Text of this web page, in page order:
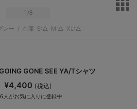
1 /8
レー / 在庫 S:△ M:△ XL:△
GONE SEE YA/Tシャツ
¥4,400 (税込)
人がお気に入りに登録中